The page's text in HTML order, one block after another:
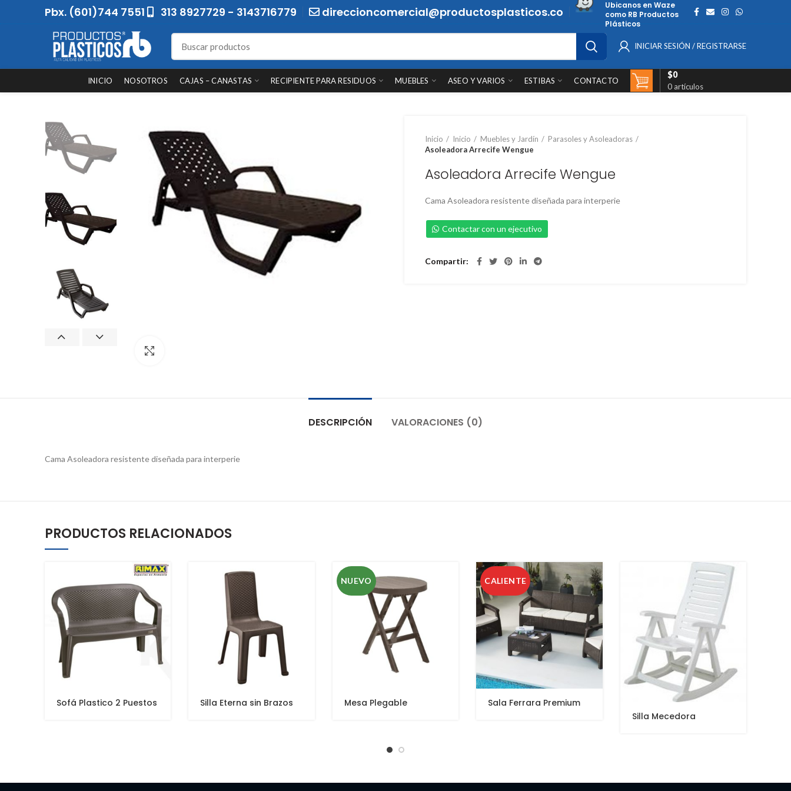
Pbx. (601)744 7551 313 8927729 - 3143716779 direccioncomercial@productosplasticos.co
Ubicanos en Waze
como RB Productos
Plásticos
INICIAR SESIÓN / REGISTRARSE
INICIO NOSOTROS CAJAS – CANASTAS RECIPIENTE PARA RESIDUOS MUEBLES ASEO Y VARIOS ESTIBAS CONTACTO
0 artículos
$0
Inicio Inicio Muebles y Jardín
Parasoles y Asoleadoras
Asoleadora Arrecife Wengue
Asoleadora Arrecife Wengue
Cama Asoleadora resistente diseñada para interperie
Contactar con un ejecutivo
Compartir
DESCRIPCIÓN VALORACIONES (0)
Cama Asoleadora resistente diseñada para interperie
PRODUCTOS RELACIONADOS
Sofá Plastico 2 Puestos Silla Eterna sin Brazos
NUEVO
Mesa Plegable
CALIENTE
Sala Ferrara Premium
Silla Mecedora